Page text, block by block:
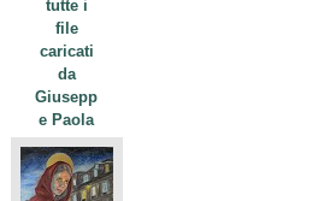
tutte i
file
caricati
da
Giusepp
e Paola